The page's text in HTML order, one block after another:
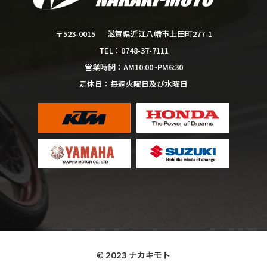
〒523-0015 滋賀県近江八幡市上田町277-1
TEL： 0748-37-7111
営業時間： AM10:00~PM6:30
定休日： 毎週火曜日及び水曜日
© 2023 ナカキモト